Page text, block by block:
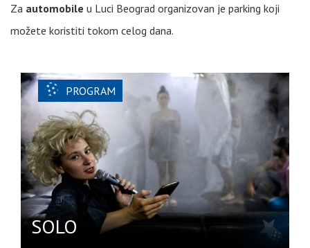
Za automobile u Luci Beograd organizovan je parking koji
možete koristiti tokom celog dana.
PROGRAM
SOLO